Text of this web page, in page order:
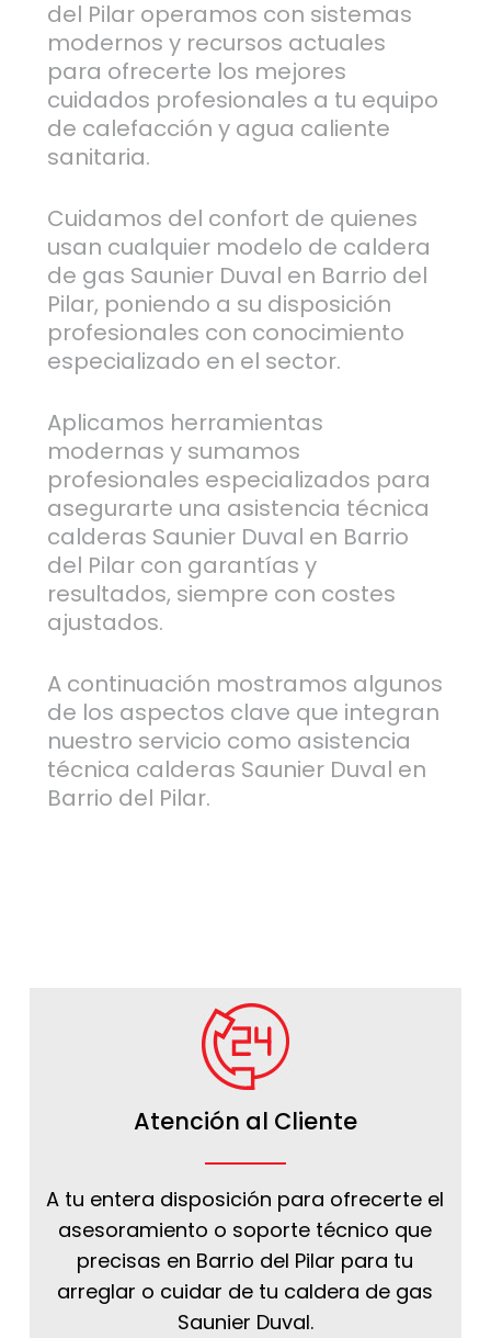
del Pilar operamos con sistemas
modernos y recursos actuales
para ofrecerte los mejores
cuidados profesionales a tu equipo
de calefacción y agua caliente
sanitaria.
Cuidamos del confort de quienes
usan cualquier modelo de caldera
de gas Saunier Duval en Barrio del
Pilar, poniendo a su disposición
profesionales con conocimiento
especializado en el sector.
Aplicamos herramientas
modernas y sumamos
profesionales especializados para
asegurarte una asistencia técnica
calderas Saunier Duval en Barrio
del Pilar con garantías y
resultados, siempre con costes
ajustados.
A continuación mostramos algunos
de los aspectos clave que integran
nuestro servicio como asistencia
técnica calderas Saunier Duval en
Barrio del Pilar.
Atención al Cliente
A tu entera disposición para ofrecerte el
asesoramiento o soporte técnico que
precisas en Barrio del Pilar para tu
arreglar o cuidar de tu caldera de gas
Saunier Duval.